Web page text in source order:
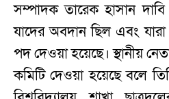
সম্পাদক তারেক হাসান
যাদের অবদান ছিল এবং যারা
পদ দেওয়া হয়েছে। স্থানীয়
কমিটি দেওয়া হয়েছে বলে